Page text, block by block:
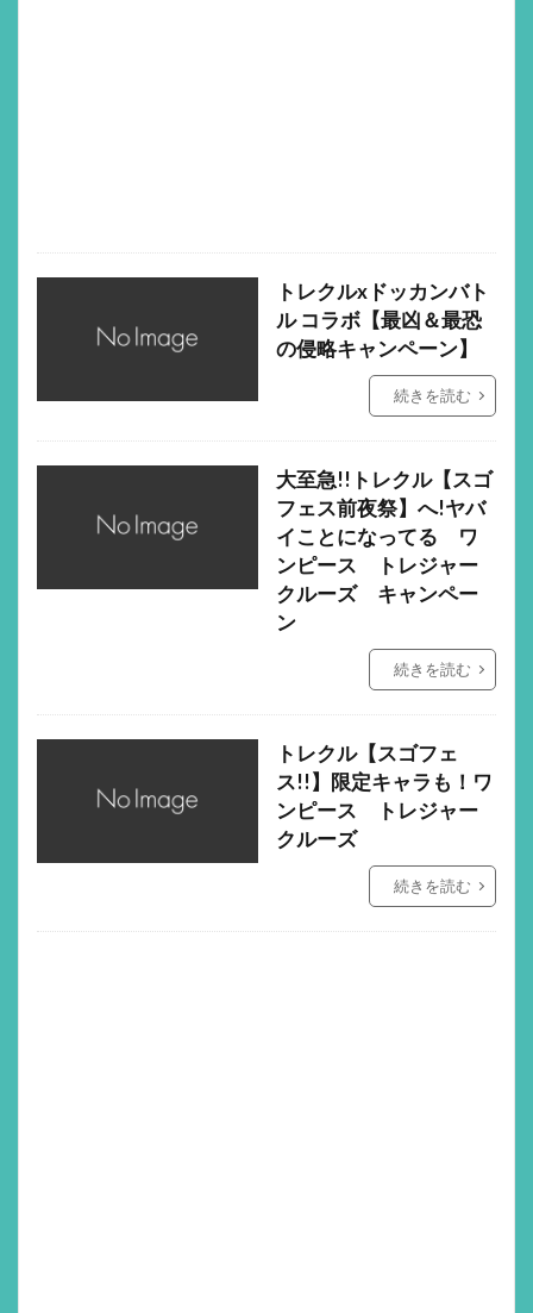
トレクルxドッカンバト
ル コラボ【最凶＆最恐
の侵略キャンペーン】
続きを読む
大至急!!トレクル【スゴ
フェス前夜祭】へ!ヤバ
イことになってる ワ
ンピース トレジャー
クルーズ キャンペー
ン
続きを読む
トレクル【スゴフェ
ス!!】限定キャラも！ワ
ンピース トレジャー
クルーズ
続きを読む